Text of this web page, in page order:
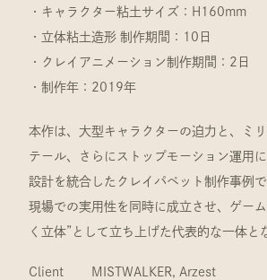
・キャラクター粘土サイズ：H160mm
・立体粘土造形 制作期間：10日
・クレイアニメーション制作期間：2日
・制作年：2019年
本作は、大型キャラクターの迫力と、ミ
テール、さらにストップモーション運用
設計を統合したクレイパペット制作事例
現場での実用性を同時に成立させ、ゲー
く立体”として立ち上げた代表的な一体と
Client
MISTWALKER, Arzest